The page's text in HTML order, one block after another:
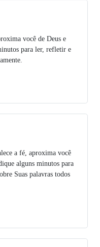
você de Deus e
para ler, refletir e
a fé, aproxima você
alguns minutos para
Suas palavras todos